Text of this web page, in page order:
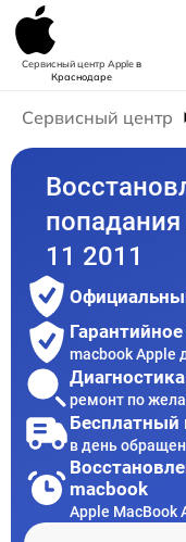
Сервисный центр Appleв
Краснодаре
Сервисный центр
11 2011
macbook Apple
ремонт по
Бесплатный
в день
macbook
Apple MacBook